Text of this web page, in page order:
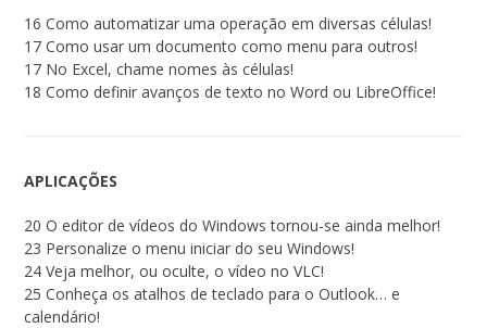
16 Como automatizar uma operação em diversas células!
17 Como usar um documento como menu para outros!
17 No Excel, chame nomes às células!
18 Como definir avanços de texto no Word ou LibreOffice!
APLICAÇÕES
20 O editor de vídeos do Windows tornou-se ainda melhor!
23 Personalize o menu iniciar do seu Windows!
24 Veja melhor, ou oculte, o vídeo no VLC!
25 Conheça os atalhos de teclado para o Outlook… e
calendário!